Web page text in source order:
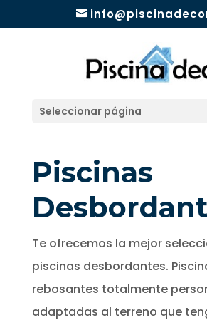
Seleccionar página
Piscinas
Te ofrecemos la mejor
piscinas desbordantes.
rebosantes totalmente
adaptadas al terreno que